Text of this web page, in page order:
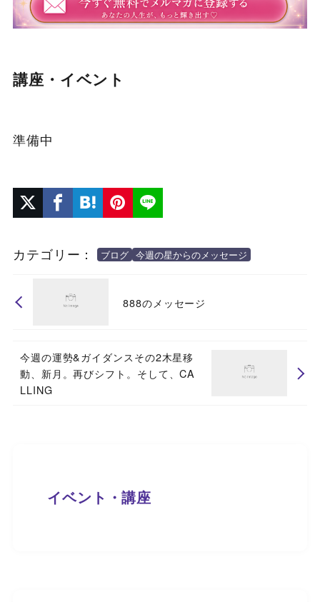
講座・イベント
準備中
カテゴリー： ブログ 今週の星からのメッセージ
888のメッセージ
今週の運勢&ガイダンスその2木星移
動、新月。再びシフト。そして、CA
LLING
イベント・講座